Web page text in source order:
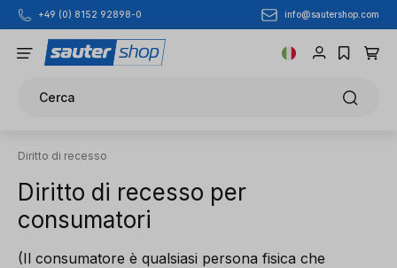
Passa al contenuto principale
+49 (0) 8152 92898-0 info@sautershop.com
Cerca
Diritto di recesso
Diritto di recesso per
consumatori
(Il consumatore è qualsiasi persona fisica che